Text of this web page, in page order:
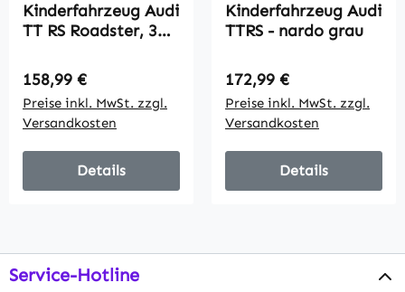
Kinderfahrzeug Audi
TT RS Roadster, 3
Fernbedienung,
LED, USB, weiß
Regulärer Preis:
158,99 €
Preise inkl. MwSt. zzgl.
Versandkosten
Details
Kinderfahrzeug Audi
TTRS - nardo grau
Regulärer Preis:
172,99 €
Preise inkl. MwSt. zzgl.
Versandkosten
Details
Service-Hotline